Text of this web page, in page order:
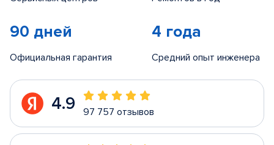
90 дней
Официальная гарантия
4 года
Средний опыт инженера
4.9 97 757 отзывов